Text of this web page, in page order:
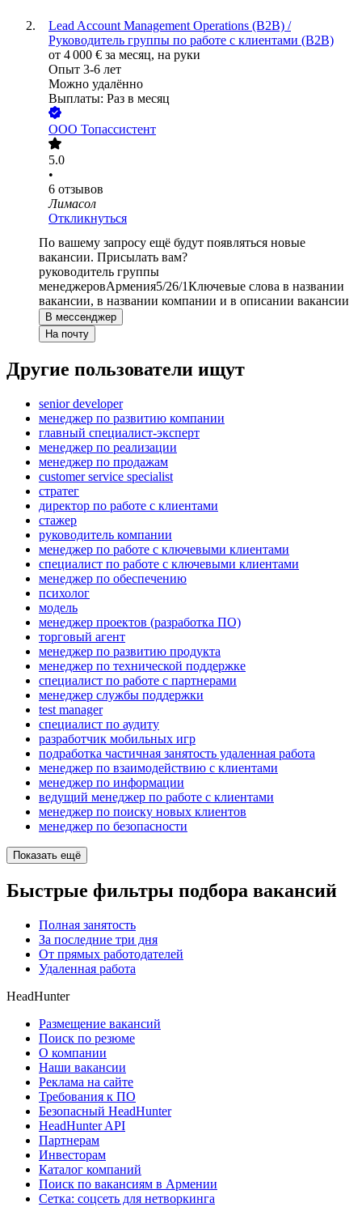
Lead Account Management Operations (B2B) /
Руководитель группы по работе с клиентами (B2B)
от 4 000 € за месяц, на руки
Опыт 3-6 лет
Можно удалённо
Выплаты: Раз в месяц
ООО Топассистент
5.0
•
6 отзывов
Лимасол
Откликнуться
По вашему запросу ещё будут появляться новые
вакансии. Присылать вам?
руководитель группы
менеджеровАрмения5/26/1Ключевые слова в названии
вакансии, в названии компании и в описании вакансии
В мессенджер
На почту
Другие пользователи ищут
senior developer
менеджер по развитию компании
главный специалист-эксперт
менеджер по реализации
менеджер по продажам
customer service specialist
стратег
директор по работе с клиентами
стажер
руководитель компании
менеджер по работе с ключевыми клиентами
специалист по работе с ключевыми клиентами
менеджер по обеспечению
психолог
модель
менеджер проектов (разработка ПО)
торговый агент
менеджер по развитию продукта
менеджер по технической поддержке
специалист по работе с партнерами
менеджер службы поддержки
test manager
специалист по аудиту
разработчик мобильных игр
подработка частичная занятость удаленная работа
менеджер по взаимодействию с клиентами
менеджер по информации
ведущий менеджер по работе с клиентами
менеджер по поиску новых клиентов
менеджер по безопасности
Показать ещё
Быстрые фильтры подбора вакансий
Полная занятость
За последние три дня
От прямых работодателей
Удаленная работа
HeadHunter
Размещение вакансий
Поиск по резюме
О компании
Наши вакансии
Реклама на сайте
Требования к ПО
Безопасный HeadHunter
HeadHunter API
Партнерам
Инвесторам
Каталог компаний
Поиск по вакансиям в Армении
Сетка: соцсеть для нетворкинга